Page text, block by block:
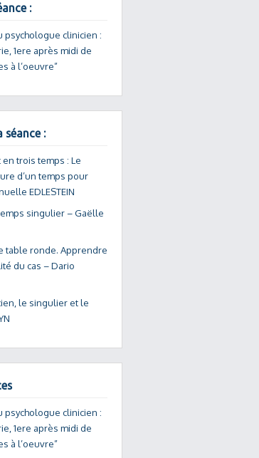
:
psychologue clinicien :
1ere après midi de
à l’oeuvre”
séance :
trois temps : Le
d’un temps pour
EDLESTEIN
singulier – Gaëlle
table ronde. Apprendre
du cas – Dario
le singulier et le
psychologue clinicien :
1ere après midi de
à l’oeuvre”